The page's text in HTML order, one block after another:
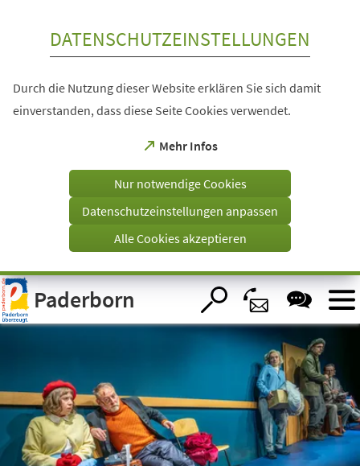
Visuelle
Assistenzsoftware
öffnen.
DATENSCHUTZEINSTELLUNGEN
Durch die Nutzung dieser Website erklären Sie sich damit
einverstanden, dass diese Seite Cookies verwendet.
Mehr Infos
(Öffnet
einem
Tab)
Nur notwendige Cookies
Datenschutzeinstellungen anpassen
Alle Cookies akzeptieren
Paderborn